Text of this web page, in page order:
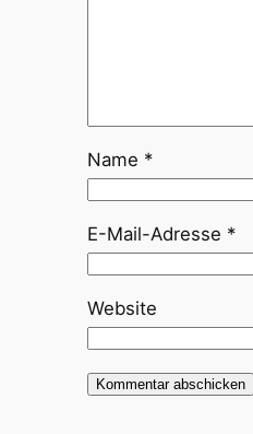
Name *
E-Mail-Adresse *
Website